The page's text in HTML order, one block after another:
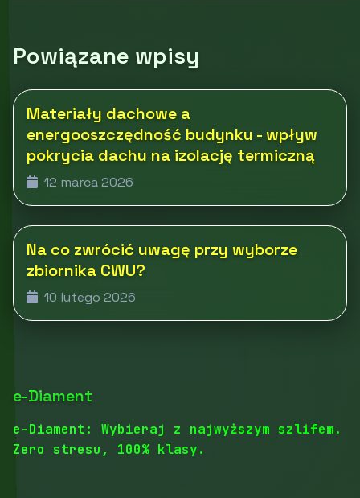
Powiązane wpisy
Materiały dachowe a
energooszczędność budynku - wpływ
pokrycia dachu na izolację termiczną
12 marca 2026
Na co zwrócić uwagę przy wyborze
zbiornika CWU?
10 lutego 2026
e-Diament
e-Diament: Wybieraj z najwyższym szlifem.
Zero stresu, 100% klasy.